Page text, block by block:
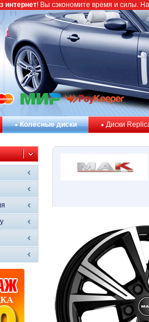
Колёсные диски Диски
интернет! Вы сэкономите время и силы.